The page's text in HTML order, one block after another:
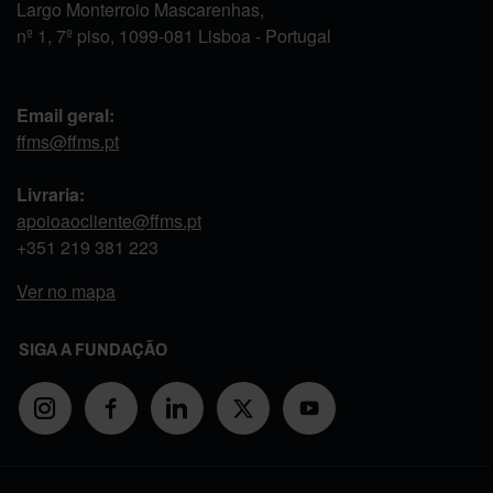
Largo Monterroio Mascarenhas,
nº 1, 7º piso, 1099-081 Lisboa - Portugal
Email geral:
ffms@ffms.pt
Livraria:
apoioaocliente@ffms.pt
+351 219 381 223
Ver no mapa
SIGA A FUNDAÇÃO